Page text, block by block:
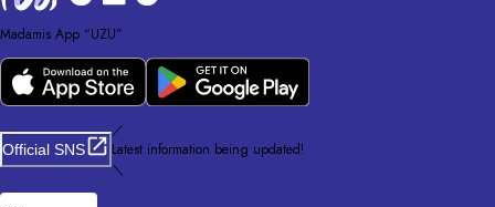
Madamis App “UZU”
Official SNS
／
Latest information being updated!
＼